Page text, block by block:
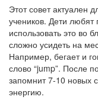
Этот совет актуален
учеников. Дети любят
использовать это во
сложно усидеть на
Например, бегает и
слово “jump”. После
запомнит 7-10 новых
энергию.